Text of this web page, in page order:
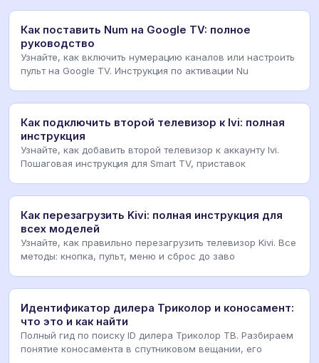
Как поставить Num на Google TV: полное
руководство
Узнайте, как включить нумерацию каналов или настроить
пульт на Google TV. Инструкция по активации Nu
Как подключить второй телевизор к Ivi: полная
инструкция
Узнайте, как добавить второй телевизор к аккаунту Ivi.
Пошаговая инструкция для Smart TV, приставок
Как перезагрузить Kivi: полная инструкция для
всех моделей
Узнайте, как правильно перезагрузить телевизор Kivi. Все
методы: кнопка, пульт, меню и сброс до заво
Идентификатор дилера Триколор и коносамент:
что это и как найти
Полный гид по поиску ID дилера Триколор ТВ. Разбираем
понятие коносамента в спутниковом вещании, его